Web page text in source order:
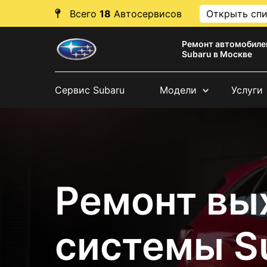
Всего 18 Автосервисов Открыть
Ремонт
Subaru в Москве
Сервис Subaru Модели Услуги
Ремонт
системы